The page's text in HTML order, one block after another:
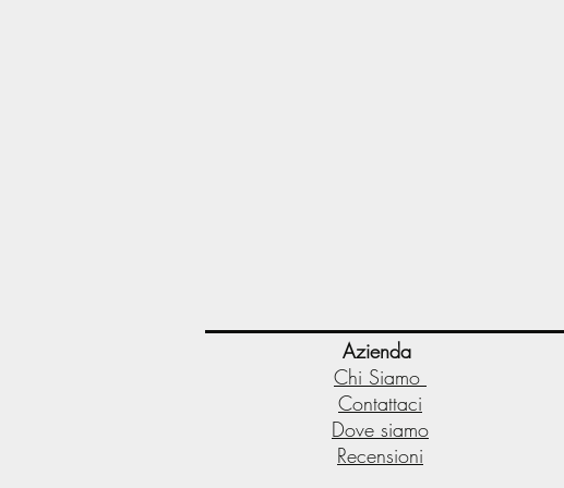
Azienda
Chi Siamo
Contattaci
Dove siamo
Recensioni